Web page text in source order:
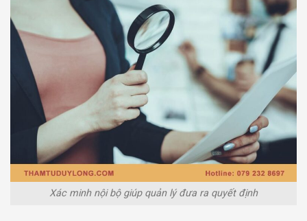
Xác minh nội bộ giúp quản lý đưa ra quyết định